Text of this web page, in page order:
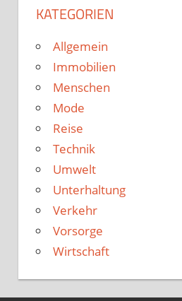
KATEGORIEN
Allgemein
Immobilien
Menschen
Mode
Reise
Technik
Umwelt
Unterhaltung
Verkehr
Vorsorge
Wirtschaft